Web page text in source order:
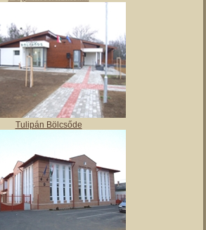
Angyalos
Polgármesteri hivatal